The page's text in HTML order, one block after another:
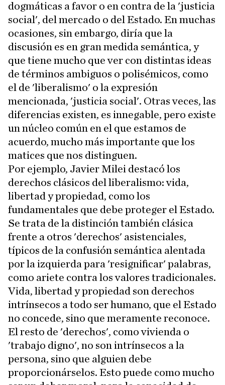
dogmáticas a favor o en contra de la 'justicia
social', del mercado o del Estado. En muchas
ocasiones, sin embargo, diría que la
discusión es en gran medida semántica, y
que tiene mucho que ver con distintas ideas
de términos ambiguos o polisémicos, como
el de 'liberalismo' o la expresión
mencionada, 'justicia social'. Otras veces, las
diferencias existen, es innegable, pero existe
un núcleo común en el que estamos de
acuerdo, mucho más importante que los
matices que nos distinguen.
Por ejemplo, Javier Milei destacó los
derechos clásicos del liberalismo: vida,
libertad y propiedad, como los
fundamentales que debe proteger el Estado.
Se trata de la distinción también clásica
frente a otros 'derechos' asistenciales,
típicos de la confusión semántica alentada
por la izquierda para 'resignificar' palabras,
como ariete contra los valores tradicionales.
Vida, libertad y propiedad son derechos
intrínsecos a todo ser humano, que el Estado
no concede, sino que meramente reconoce.
El resto de 'derechos', como vivienda o
'trabajo digno', no son intrínsecos a la
persona, sino que alguien debe
proporcionárselos. Esto puede como mucho